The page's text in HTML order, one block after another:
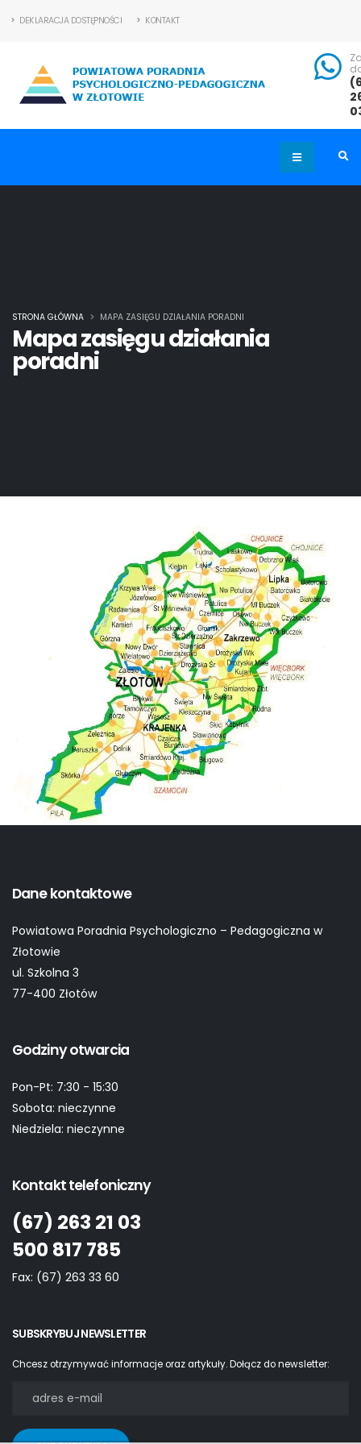
DEKLARACJA DOSTĘPNOŚCI KONTAKT
Mapa zasięgu działania
poradni
STRONA GŁÓWNA MAPA ZASIĘGU DZIAŁANIA PORADNI
Dane kontaktowe
Powiatowa Poradnia Psychologiczno – Pedagogiczna w
Złotowie
ul. Szkolna 3
77-400 Złotów
Godziny otwarcia
Pon-Pt: 7:30 - 15:30
Sobota: nieczynne
Niedziela: nieczynne
Kontakt telefoniczny
(67) 263 21 03
500 817 785
Fax: (67) 263 33 60
SUBSKRYBUJ NEWSLETTER
Chcesz otrzymywać informacje oraz artykuły. Dołącz do newsletter: